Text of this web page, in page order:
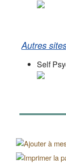
Autres
Self